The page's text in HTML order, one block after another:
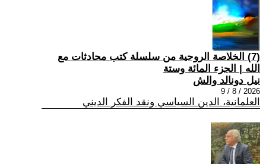
(7) الخلاصة الروحية من سلسلة كتب محادثات مع
الله | الجزء المائة وستة
نيل دونالد والش
2026 / 8 / 9
العلمانية، الدين السياسي ونقد الفكر الديني